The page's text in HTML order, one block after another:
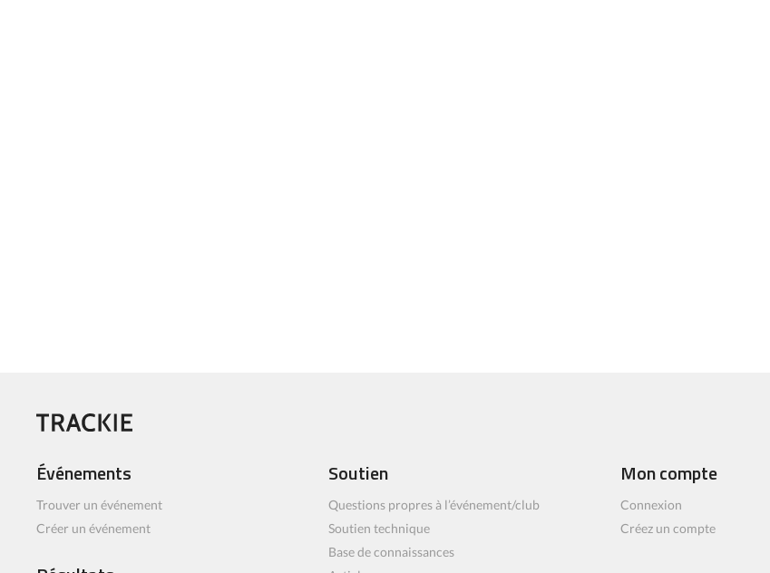
Événements
Trouver un événement
Créer un événement
Soutien
Questions propres à l’événement/club
Soutien technique
Base de connaissances
Mon compte
Connexion
Créez un compte